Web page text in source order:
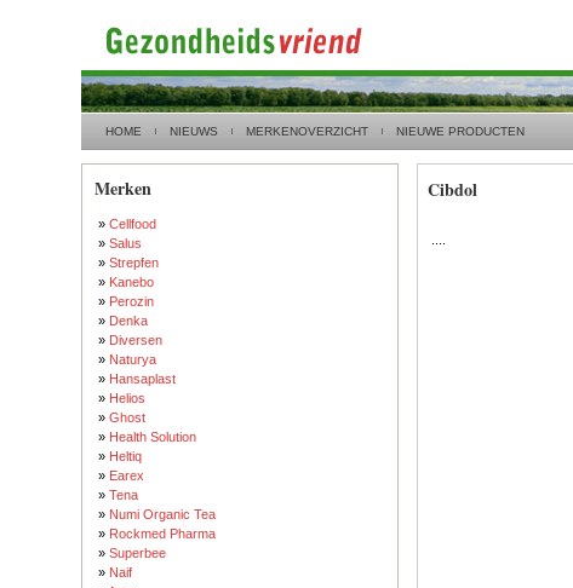
HOME NIEUWS MERKENOVERZICHT NIEUWE PRODUCTEN
Merken
» Cellfood
» Salus
» Strepfen
» Kanebo
» Perozin
» Denka
» Diversen
» Naturya
» Hansaplast
» Helios
» Ghost
» Health Solution
» Heltiq
» Earex
» Tena
» Numi Organic Tea
» Rockmed Pharma
» Superbee
» Naif
Cibdol